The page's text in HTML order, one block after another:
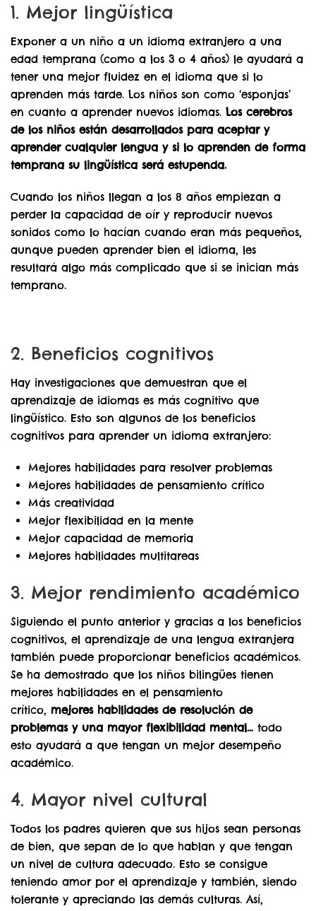
1. Mejor lingüística
Exponer a un niño a un idioma extranjero a una
edad temprana (como a los 3 o 4 años) le ayudará a
tener una mejor fluidez en el idioma que si lo
aprenden más tarde. Los niños son como ‘esponjas’
en cuanto a aprender nuevos idiomas. Los cerebros
de los niños están desarrollados para aceptar y
aprender cualquier lengua y si lo aprenden de forma
temprana su lingüística será estupenda.
Cuando los niños llegan a los 8 años empiezan a
perder la capacidad de oír y reproducir nuevos
sonidos como lo hacían cuando eran más pequeños,
aunque pueden aprender bien el idioma, les
resultará algo más complicado que si se inician más
temprano.
2. Beneficios cognitivos
Hay investigaciones que demuestran que el
aprendizaje de idiomas es más cognitivo que
lingüístico. Esto son algunos de los beneficios
cognitivos para aprender un idioma extranjero:
Mejores habilidades para resolver problemas
Mejores habilidades de pensamiento crítico
Más creatividad
Mejor flexibilidad en la mente
Mejor capacidad de memoria
Mejores habilidades multitareas
3. Mejor rendimiento académico
Siguiendo el punto anterior y gracias a los beneficios
cognitivos, el aprendizaje de una lengua extranjera
también puede proporcionar beneficios académicos.
Se ha demostrado que los niños bilingües tienen
mejores habilidades en el pensamiento
crítico, mejores habilidades de resolución de
problemas y una mayor flexibilidad mental… todo
esto ayudará a que tengan un mejor desempeño
académico.
4. Mayor nivel cultural
Todos los padres quieren que sus hijos sean personas
de bien, que sepan de lo que hablan y que tengan
un nivel de cultura adecuado. Esto se consigue
teniendo amor por el aprendizaje y también, siendo
tolerante y apreciando las demás culturas. Así,